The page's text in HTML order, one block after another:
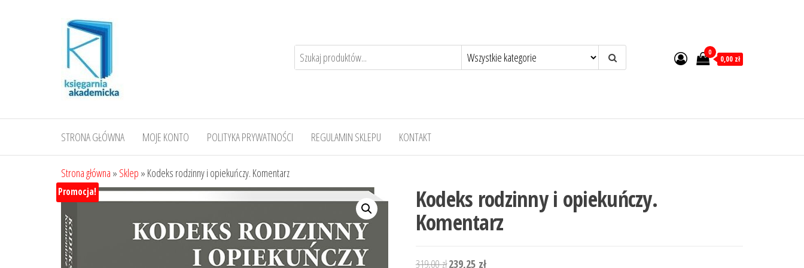
0
0,00 zł
STRONA GŁÓWNA MOJE KONTO POLITYKA PRYWATNOŚCI REGULAMIN SKLEPU KONTAKT
Strona główna » Sklep » Kodeks rodzinny i opiekuńczy. Komentarz
Promocja! Kodeks rodzinny i opiekuńczy.
Komentarz
319,00złPierwotna
239,25 złAktualna